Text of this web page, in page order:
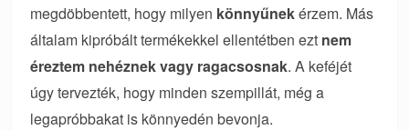
megdöbbentett, hogy milyen könnyűnekérzem. Más
általam kipróbált termékekkel ellentétben ezt nem
éreztem nehéznek vagy ragacsosnak. A keféjét
úgy tervezték, hogy minden szempillát, még a
legapróbbakat is könnyedén bevonja.